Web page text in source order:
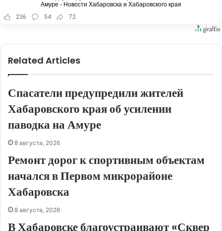
Амуре - Новости Хабаровска и Хабаровского края
236
54 72
Related Articles
Спасатели предупредили жителей
Хабаровского края об усилении
паводка на Амуре
8 августа, 2026
Ремонт дорог к спортивным объектам
начался в Первом микрорайоне
Хабаровска
8 августа, 2026
В Хабаровске благоустраивают «Сквер